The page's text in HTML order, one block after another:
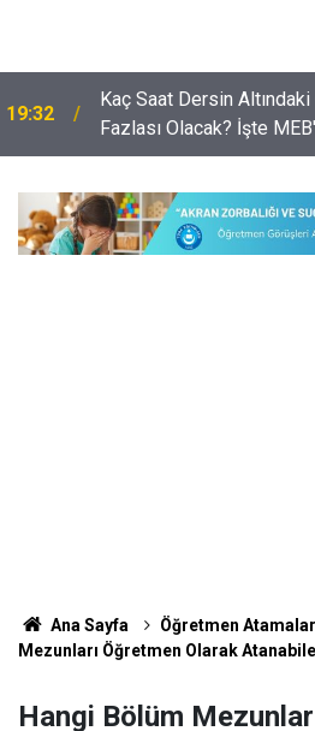
19:32
Kaç Saat Dersin
Fazlası Olacak? İşte
Ana Sayfa Öğretmen
Mezunları Öğretmen Olarak
Hangi Bölüm